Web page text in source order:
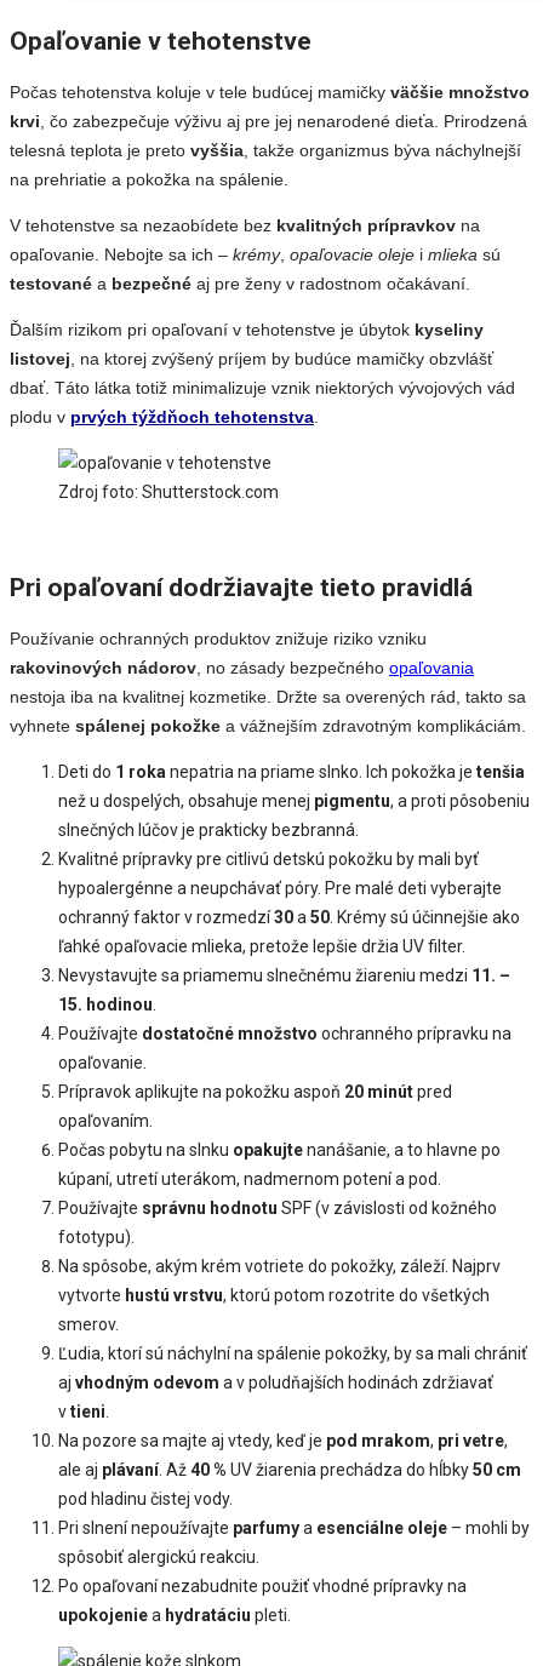
Opaľovanie v tehotenstve
Počas tehotenstva koluje v tele budúcej mamičky väčšie množstvo
krvi , čo zabezpečuje výživu aj pre jej nenarodené dieťa. Prirodzená
telesná teplota je preto vyššia , takže organizmus býva náchylnejší
na prehriatie a pokožka na spálenie.
V tehotenstve sa nezaobídete bez kvalitných prípravkov na
opaľovanie. Nebojte sa ich – krémy, opaľovacie oleje i mlieka sú
testované a bezpečné aj pre ženy v radostnom očakávaní.
Ďalším rizikom pri opaľovaní v tehotenstve je úbytok kyseliny
listovej , na ktorej zvýšený príjem by budúce mamičky obzvlášť
dbať. Táto látka totiž minimalizuje vznik niektorých vývojových vád
plodu v prvých týždňoch tehotenstva
Zdroj foto: Shutterstock.com
Pri opaľovaní dodržiavajte tieto pravidlá
Používanie ochranných produktov znižuje riziko vzniku
rakovinových nádorov , no zásady bezpečného opaľovania
nestoja iba na kvalitnej kozmetike. Držte sa overených rád, takto sa
vyhnete spálenej pokožke a vážnejším zdravotným komplikáciám.
Deti do 1 roka nepatria na priame slnko. Ich pokožka je tenšia
než u dospelých, obsahuje menej pigmentu, a proti pôsobeniu
slnečných lúčov je prakticky bezbranná.
Kvalitné prípravky pre citlivú detskú pokožku by mali byť
hypoalergénne a neupchávať póry. Pre malé deti vyberajte
ochranný faktor v rozmedzí30a 50 . Krémy sú účinnejšie ako
ľahké opaľovacie mlieka, pretože lepšie držia UV filter.
Nevystavujte sa priamemu slnečnému žiareniu medzi 11. –
15. hodinou
Používajte dostatočné množstvo ochranného prípravku na
opaľovanie.
Prípravok aplikujte na pokožku aspoň 20 minútpred
opaľovaním.
Počas pobytu na slnku opakujtenanášanie, a to hlavne po
kúpaní, utretí uterákom, nadmernom potení a pod.
Používajte správnu hodnotu SPF (v závislosti od kožného
fototypu).
Na spôsobe, akým krém votriete do pokožky, záleží. Najprv
vytvorte hustú vrstvu, ktorú potom rozotrite do všetkých
smerov.
Ľudia, ktorí sú náchylní na spálenie pokožky, by sa mali chrániť
aj vhodným odevom a v poludňajších hodinách zdržiavať
vtieni
Na pozore sa majte aj vtedy, keď je pod mrakom, pri vetre,
ale aj plávaní. Až40 % UV žiarenia prechádza do hĺbky50 cm
pod hladinu čistej vody.
Pri slnení nepoužívajte parfumya esenciálne oleje – mohli by
spôsobiť alergickú reakciu.
Po opaľovaní nezabudnite použiť vhodné prípravky na
upokojeniea hydratáciu pleti.